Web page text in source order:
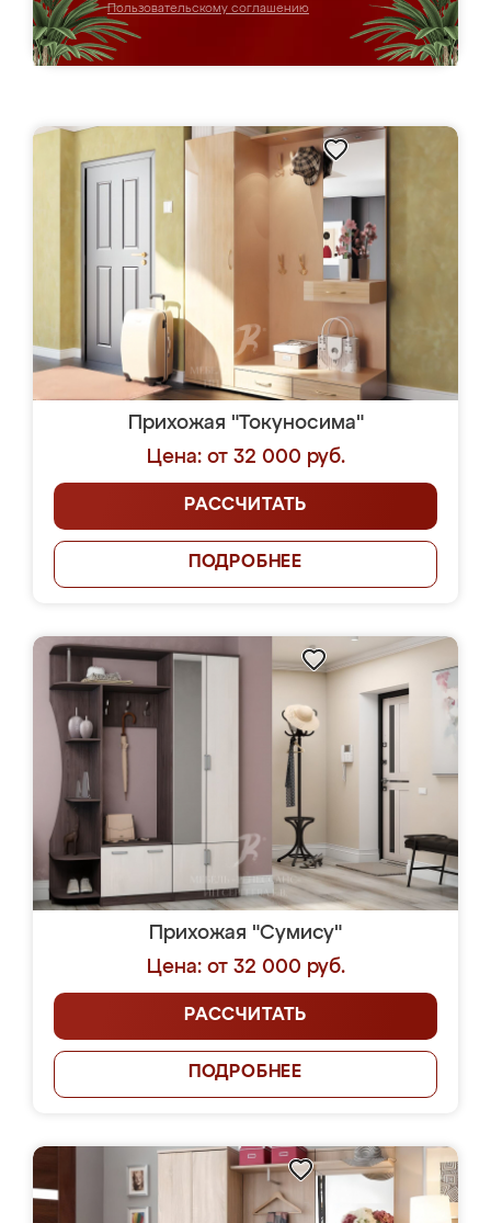
Пользовательскому соглашению
Прихожая "Токуносима"
Цена: от 32 000 руб.
РАССЧИТАТЬ
ПОДРОБНЕЕ
Прихожая "Сумису"
Цена: от 32 000 руб.
РАССЧИТАТЬ
ПОДРОБНЕЕ